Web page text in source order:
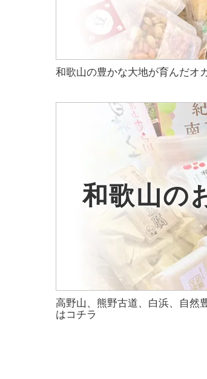
和歌山の豊かな大地が育んだオ
和歌山の
高野山、熊野古道、白浜、自然
はコチラ